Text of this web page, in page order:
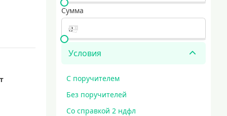
Сумма
Условия
С поручителем
Без поручителей
Со справкой 2 ндфл